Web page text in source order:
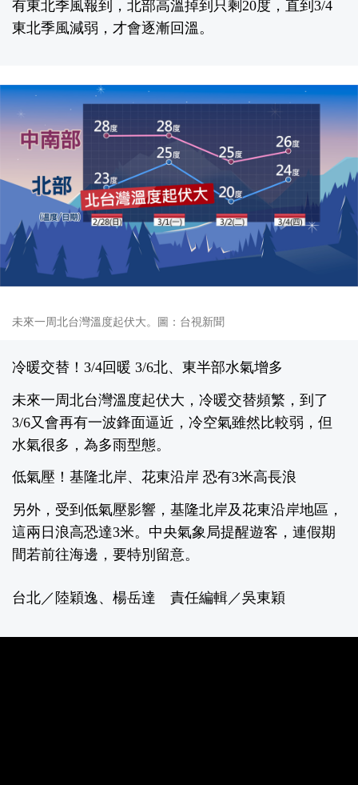
有東北季風報到，北部高溫掉到只剩20度，直到3/4
東北季風減弱，才會逐漸回溫。
未來一周北台灣溫度起伏大。圖：台視新聞
冷暖交替！3/4回暖 3/6北、東半部水氣增多
未來一周北台灣溫度起伏大，冷暖交替頻繁，到了
3/6又會再有一波鋒面逼近，冷空氣雖然比較弱，但
水氣很多，為多雨型態。
低氣壓！基隆北岸、花東沿岸 恐有3米高長浪
另外，受到低氣壓影響，基隆北岸及花東沿岸地區，
這兩日浪高恐達3米。中央氣象局提醒遊客，連假期
間若前往海邊，要特別留意。
台北／陸穎逸、楊岳達 責任編輯／吳東穎